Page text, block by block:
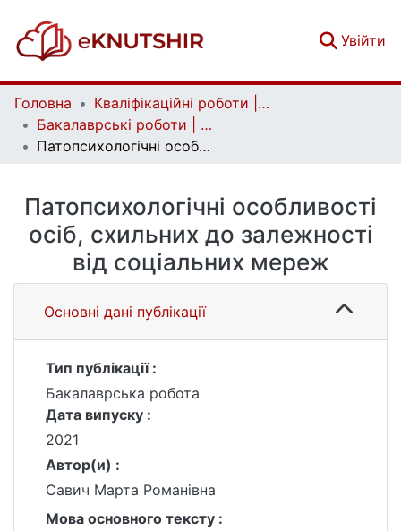
Увійти
Головна
Кваліфікаційні роботи | Qualifying works
Бакалаврські роботи | Bachelor theses
Патопсихологічні особливості осіб, схильних до залежності від соціальних мереж
Патопсихологічні особливості
осіб, схильних до залежності
від соціальних мереж
Основні дані публікації
Тип публікації :
Бакалаврська робота
Дата випуску :
2021
Автор(и) :
Савич Марта Романівна
Мова основного тексту :